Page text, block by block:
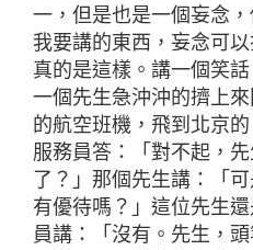
一，但是也是一個妄念
我要講的東西，妄念可
真的是這樣。講一個笑
一個先生急沖沖的擠上
的航空班機，飛到北京
服務員答：「對不起，
了？」那個先生講：「
有優待嗎？」這位先生
員講：「沒有。先生，